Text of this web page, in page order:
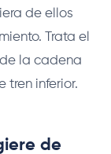
de ellos
Trata el
la cadena
tren inferior.
de